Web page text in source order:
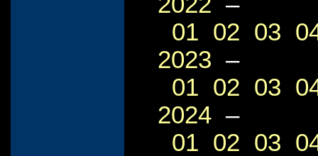
01 02 03
2023 –
01 02 03
2024 –
01 02 03